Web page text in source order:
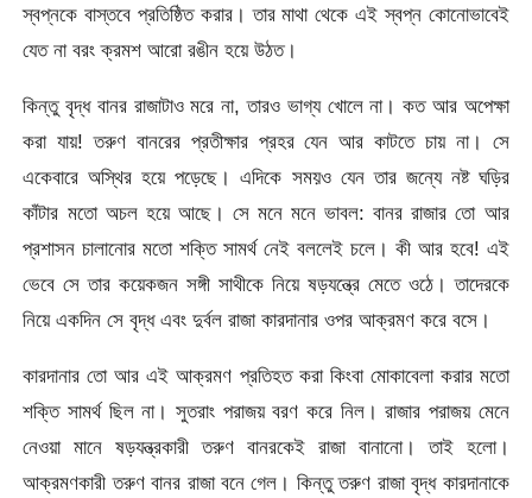
স্বপ্নকে বাস্তবে প্রতিষ্ঠিত করার। তার মাথা থেকে এই স্বপ্ন কোনোভাবেই
যেত না বরং ক্রমশ আরো রঙীন হয়ে উঠত।
কিন্তু বৃদ্ধ বানর রাজাটাও মরে না, তারও ভাগ্য খোলে না। কত আর অপেক্ষা
করা যায়! তরুণ বানরের প্রতীক্ষার প্রহর যেন আর কাটতে চায় না। সে
একেবারে অস্থির হয়ে পড়েছে। এদিকে সময়ও যেন তার জন্যে নষ্ট ঘড়ির
কাঁটার মতো অচল হয়ে আছে। সে মনে মনে ভাবল: বানর রাজার তো আর
প্রশাসন চালানোর মতো শক্তি সামর্থ নেই বললেই চলে। কী আর হবে! এই
ভেবে সে তার কয়েকজন সঙ্গী সাথীকে নিয়ে ষড়যন্ত্রে মেতে ওঠে। তাদেরকে
নিয়ে একদিন সে বৃদ্ধ এবং দুর্বল রাজা কারদানার ওপর আক্রমণ করে বসে।
কারদানার তো আর এই আক্রমণ প্রতিহত করা কিংবা মোকাবেলা করার মতো
শক্তি সামর্থ ছিল না। সুতরাং পরাজয় বরণ করে নিল। রাজার পরাজয় মেনে
নেওয়া মানে ষড়যন্ত্রকারী তরুণ বানরকেই রাজা বানানো। তাই হলো।
আক্রমণকারী তরুণ বানর রাজা বনে গেল। কিন্তু তরুণ রাজা বৃদ্ধ কারদানাকে